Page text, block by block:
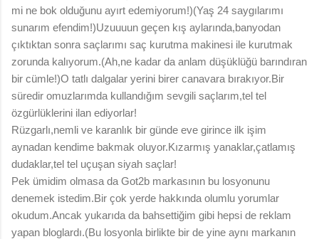
mi ne bok olduğunu ayırt edemiyorum!)(Yaş 24 saygılarımı
sunarım efendim!)Uzuuuun geçen kış aylarında,banyodan
çıktıktan sonra saçlarımı saç kurutma makinesi ile kurutmak
zorunda kalıyorum.(Ah,ne kadar da anlam düşüklüğü barındıran
bir cümle!)O tatlı dalgalar yerini birer canavara bırakıyor.Bir
süredir omuzlarımda kullandığım sevgili saçlarım,tel tel
özgürlüklerini ilan ediyorlar!
Rüzgarlı,nemli ve karanlık bir günde eve girince ilk işim
aynadan kendime bakmak oluyor.Kızarmış yanaklar,çatlamış
dudaklar,tel tel uçuşan siyah saçlar!
Pek ümidim olmasa da Got2b markasının bu losyonunu
denemek istedim.Bir çok yerde hakkında olumlu yorumlar
okudum.Ancak yukarıda da bahsettiğim gibi hepsi de reklam
yapan bloglardı.(Bu losyonla birlikte bir de yine aynı markanın